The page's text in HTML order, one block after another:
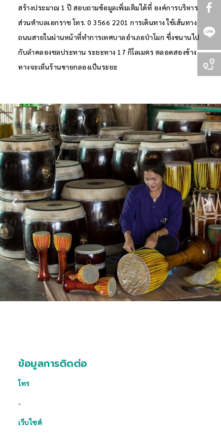
สร้างประมาณ 1 ปี สอบถามข้อมูลเพิ่มเติมได้ที่ องค์การบริหาร
ส่วนตำบลเอกราช โทร. 0 3566 2201 การเดินทาง ใช้เส้นทาง
ถนนสายในผ่านหน้าที่ทำการเทศบาลอำเภอป่าโมก ซึ่งขนานไป
กับลำคลองชลประทาน ระยะทาง 17 กิโลเมตร ตลอดสองข้าง
ทางจะเห็นร้านขายกลองเป็นระยะ
ข้อมูลการติดต่อ
โทร
-
เว็บไซต์